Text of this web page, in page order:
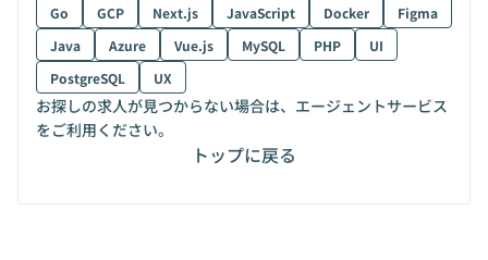
Go
GCP Next.js JavaScript Docker
Figma
Java
Azure Vue.js MySQL PHP
UI
PostgreSQL
UX
お探しの求人が見つからない場合は、エージェントサービス
をご利用ください。
トップに戻る